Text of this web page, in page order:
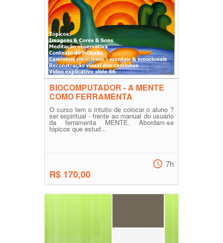
BIOCOMPUTADOR - A MENTE
COMO FERRAMENTA
O curso tem o intuito de colocar o aluno ?
ser espiritual - frente ao manual do usuário
da ferramenta MENTE. Abordam-se
tópicos que estud...
R$ 170,00
7h